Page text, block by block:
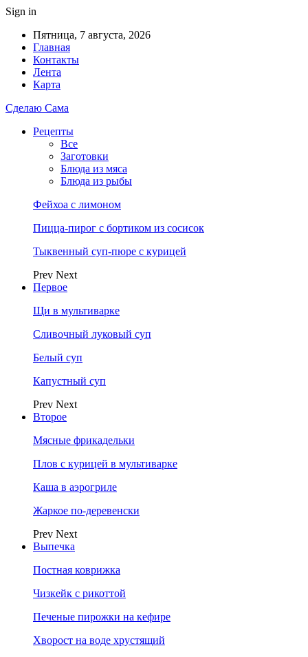
Sign in
Пятница, 7 августа, 2026
Главная
Контакты
Лента
Карта
Сделаю Сама
Рецепты
Все
Заготовки
Блюда из мяса
Блюда из рыбы
Фейхоа с лимоном
Пицца-пирог с бортиком из сосисок
Тыквенный суп-пюре с курицей
Prev Next
Первое
Щи в мультиварке
Сливочный луковый суп
Белый суп
Капустный суп
Prev Next
Второе
Мясные фрикадельки
Плов с курицей в мультиварке
Каша в аэрогриле
Жаркое по-деревенски
Prev Next
Выпечка
Постная коврижка
Чизкейк с рикоттой
Печеные пирожки на кефире
Хворост на воде хрустящий